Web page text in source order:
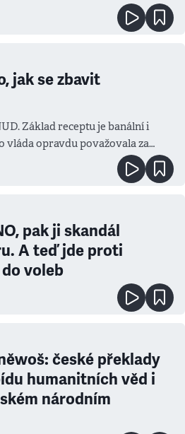
jak se zbavit
Základ receptu je banální i
vláda opravdu považovala za
pak ji skandál
A teď jde proti
voleb
české překlady
humanitních věd i
národním